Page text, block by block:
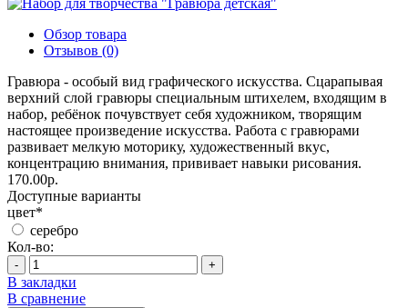
Обзор товара
Отзывов (0)
Гравюра - особый вид графического искусства. Сцарапывая
верхний слой гравюры специальным штихелем, входящим в
набор, ребёнок почувствует себя художником, творящим
настоящее произведение искусства. Работа с гравюрами
развивает мелкую моторику, художественный вкус,
концентрацию внимания, прививает навыки рисования.
170.00р.
Доступные варианты
цвет*
серебро
Кол-во:
- +
В закладки
В сравнение